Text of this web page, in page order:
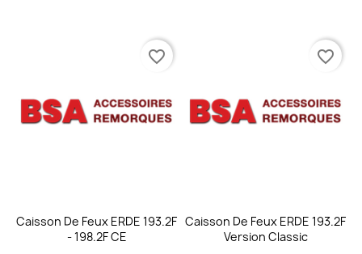
Caisson De Feux ERDE 193.2F
- 198.2F CE
favorite_border
Caisson De Feux ERDE 193.2F
Version Classic
favorite_border